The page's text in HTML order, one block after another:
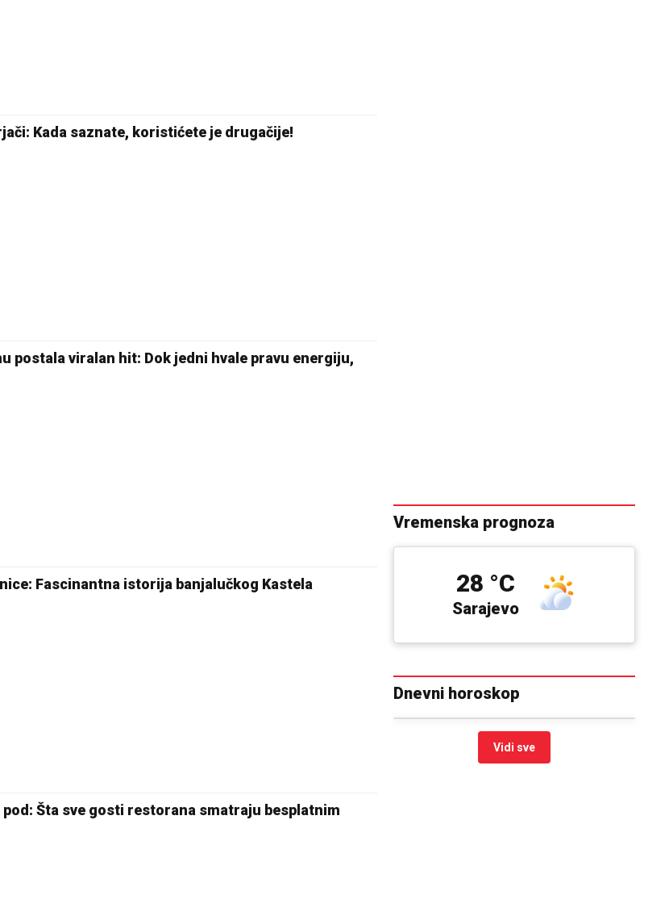
Kada saznate, koristićete je drugačije!
postala viralan hit: Dok jedni hvale pravu energiju,
Fascinantna istorija banjalučkog Kastela
Šta sve gosti restorana smatraju besplatnim
Vremenska prognoza
24 °C
Sarajevo
28 °C
Dnevni horoskop
Vidi sve